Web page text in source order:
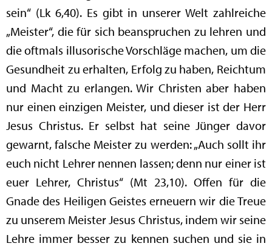
sein“ (Lk 6,40). Es gibt in unserer Welt zahlreiche
„Meister“, die für sich beanspruchen zu lehren und
die oftmals illusorische Vorschläge machen, um die
Gesundheit zu erhalten, Erfolg zu haben, Reichtum
und Macht zu erlangen. Wir Christen aber haben
nur einen einzigen Meister, und dieser ist der Herr
Jesus Christus. Er selbst hat seine Jünger davor
gewarnt, falsche Meister zu werden: „Auch sollt ihr
euch nicht Lehrer nennen lassen; denn nur einer ist
euer Lehrer, Christus“ (Mt 23,10). Offen für die
Gnade des Heiligen Geistes erneuern wir die Treue
zu unserem Meister Jesus Christus, indem wir seine
Lehre immer besser zu kennen suchen und sie in